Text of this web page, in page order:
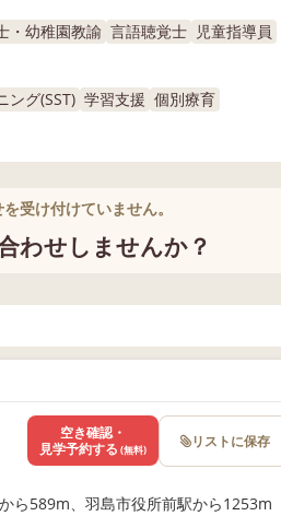
・幼稚園教諭 言語聴覚士 児童指導員
ング(SST) 学習支援 個別療育
受け付けていません。
わせしませんか？
ら589m、羽島市役所前駅から1253m
空き確認・
見学予約する (無料) リストに保存